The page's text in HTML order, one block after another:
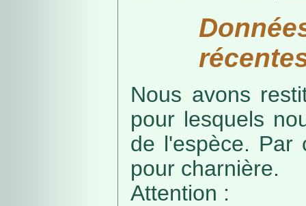
Nous avons
pour lesquels
de l'espèce. Par
pour charnière.
Attention :